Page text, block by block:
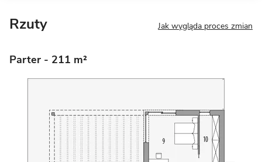
Rzuty Jak wygląda proces zmian
Parter - 211 m²